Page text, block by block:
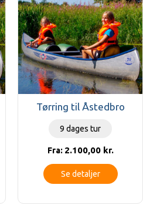
Tørring til Åstedbro
9 dages tur
Fra: 2.100,00 kr.
Se detaljer